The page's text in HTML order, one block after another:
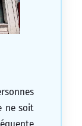
ne soit